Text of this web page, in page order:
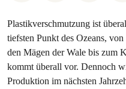
Plastikverschmutzung ist
tiefsten Punkt des Ozeans,
den Mägen der Wale bis zum
kommt überall vor. Dennoch
Produktion im nächsten